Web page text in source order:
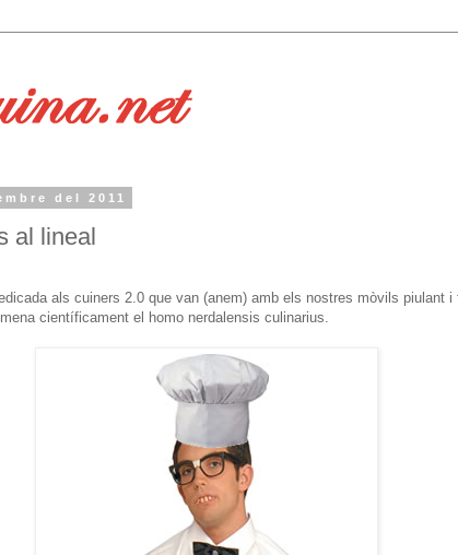
del 2011
al lineal
als cuiners 2.0 que van (anem) amb els nostres mòvils piulant i
científicament el homo nerdalensis culinarius.